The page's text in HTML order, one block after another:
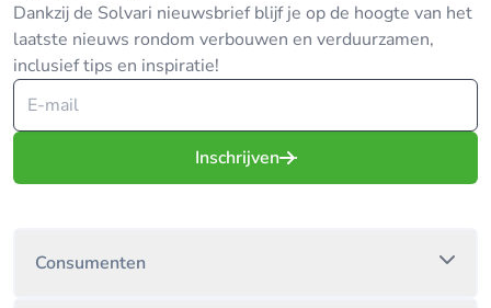
Dankzij de Solvari nieuwsbrief blijf je op de hoogte van het
laatste nieuws rondom verbouwen en verduurzamen,
inclusief tips en inspiratie!
Inschrijven
Consumenten